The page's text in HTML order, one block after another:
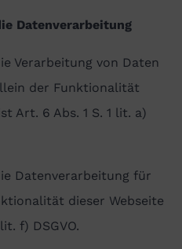
Datenverarbeitung
Verarbeitung von Daten
der Funktionalität
Art. 6 Abs. 1 S. 1 lit. a)
Datenverarbeitung für
dieser Webseite
f) DSGVO.